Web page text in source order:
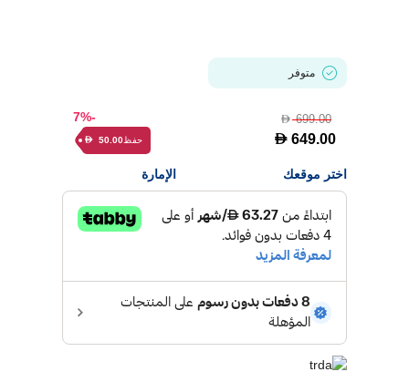
متوفر
D699.00
D 649.00
-7%
حفظ D 50.00
اختر موقعك الإمارة